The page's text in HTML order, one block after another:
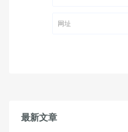
最新文章